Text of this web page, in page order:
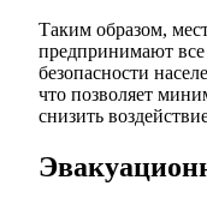
Таким образом,
предпринимают
безопасности
что позволяет
снизить